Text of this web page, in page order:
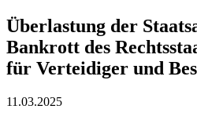
Überlastung der
Bankrott des
für Verteidiger und
11.03.2025